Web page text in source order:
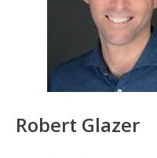
Robert Glazer